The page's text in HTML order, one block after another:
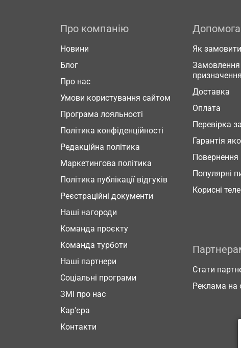
Про компанію
Новини
Блог
Про нас
Умови користування сайтом
Програма лояльності
Політика конфіденційності
Редакційна політика
Маркетингова політика
Політика публікації відгуків
Реєстраційні документи
Наші нагороди
Команда проєкту
Команда турботи
Наші партнери
Соціальні програми
ЗМІ про нас
Кар'єра
Контакти
Допомога
Як замовити
Доставка
Оплата
Перевірка
Гарантія
Повернення
Популярні
Корисні
Стати
Реклама на